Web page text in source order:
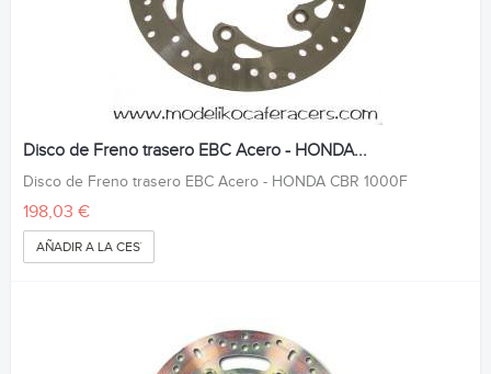
Disco de Freno trasero EBC Acero - HONDA...
Disco de Freno trasero EBC Acero - HONDA CBR 1000F
198,03 €
AÑADIR A LA CESTA